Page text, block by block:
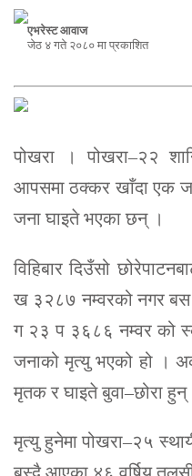
एभरेस्ट आवाज
जेठ ४ गते २०८० मा प्रकाशित
पोखरा । पोखरा–२२
आपसमा ठक्कर खाँदा एक
जना घाइते भएका छन् ।
विहिबार दिउँसो
ख ३२८७ नम्वरको नगर बस
ग २३ प ३६८६ नम्वर को
जनाको मृत्यु भएको हो ।
मृतक र घाइते बुवा–छोरा हुन्
मृत्यु हुनेमा पोखरा–२५